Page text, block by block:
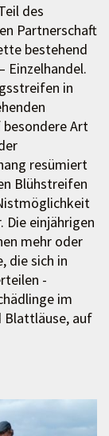
des
Partnerschaft
bestehend
Einzelhandel.
in
Art
resümiert
Blühstreifen
Die einjährigen
mehr oder
die sich in
-
im
Blattläuse, auf